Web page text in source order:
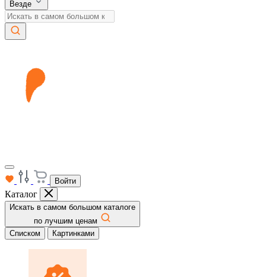
Везде
Войти
Каталог
Искать в самом большом каталоге
по лучшим ценам
Списком
Картинками